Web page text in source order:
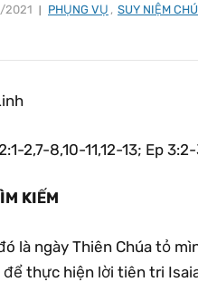
2021 PHỤNG VỤ , SUY NIỆM
2,7-8,10-11,12-13; Ep
KIẾM
là ngày Thiên Chúa tỏ
thực hiện lời tiên tri